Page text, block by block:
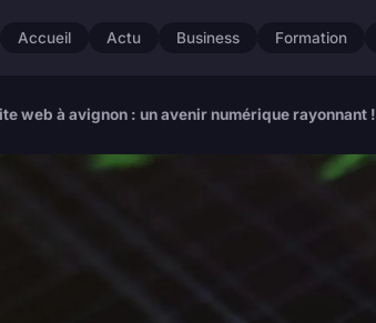
Accueil Actu Business Formation
web à avignon : un avenir numérique rayonnant !